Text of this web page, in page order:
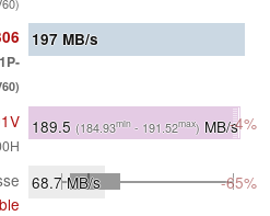
197 MB/s
189.5 (184.93min - 191.52max) MB/s-4%
68.7MB/s -65%